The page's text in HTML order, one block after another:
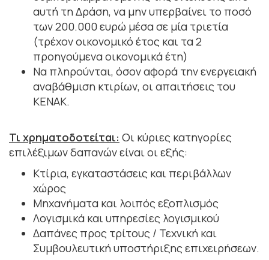
αυτή τη Δράση, να μην υπερβαίνει το ποσό
των 200.000 ευρώ μέσα σε μία τριετία
(τρέχον οικονομικό έτος και τα 2
προηγούμενα οικονομικά έτη)
Να πληρούνται, όσον αφορά την ενεργειακή
αναβάθμιση κτιρίων, οι απαιτήσεις του
ΚΕΝΑΚ.
Τι χρηματοδοτείται: Οι κύριες κατηγορίες
επιλέξιμων δαπανών είναι οι εξής:
Κτίρια, εγκαταστάσεις και περιβάλλων
χώρος
Μηχανήματα και λοιπός εξοπλισμός
Λογισμικά και υπηρεσίες λογισμικού
Δαπάνες προς τρίτους / Τεχνική και
Συμβουλευτική υποστήριξης επιχειρήσεων.